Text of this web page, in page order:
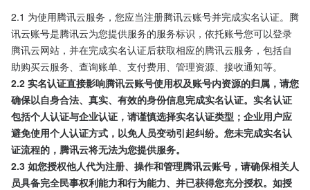
2.1 为使用腾讯云服务，您应当注册腾讯云账号并完成实名认证。腾
讯云账号是腾讯云为您提供服务的服务标识，依托账号您可以登录
腾讯云网站，并在完成实名认证后获取相应的腾讯云服务，包括自
助购买云服务、查询账单、支付费用、管理资源、接收通知等。
2.2 实名认证直接影响腾讯云账号使用权及账号内资源的归属，请您
确保以自身合法、真实、有效的身份信息完成实名认证。实名认证
包括个人认证与企业认证，请谨慎选择实名认证类型；企业用户应
避免使用个人认证方式，以免人员变动引起纠纷。您未完成实名认
证流程的，腾讯云将无法为您提供服务。
2.3 如您授权他人代为注册、操作和管理腾讯云账号，请确保相关人
员具备完全民事权利能力和行为能力、并已获得您充分授权。如授